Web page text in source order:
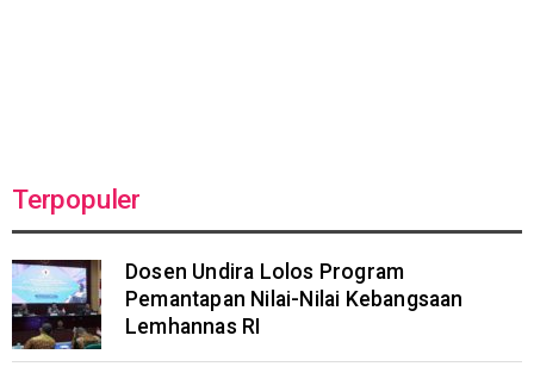
Terpopuler
Dosen Undira Lolos Program
Pemantapan Nilai-Nilai Kebangsaan
Lemhannas RI